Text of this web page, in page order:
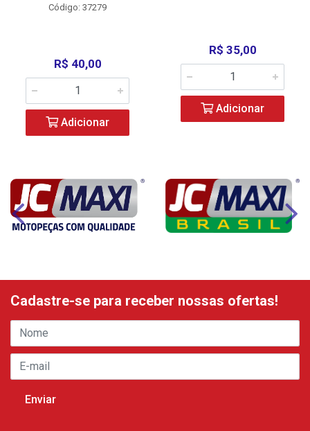
Código: 37279
R$ 40,00
Adicionar
R$ 35,00
Adicionar
Cadastre-se para receber nossas ofertas!